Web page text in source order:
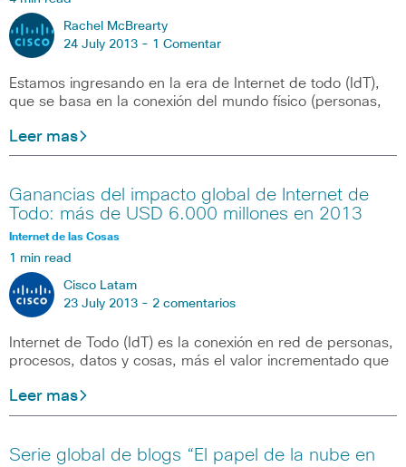
Rachel McBrearty
24 July 2013 - 1 Comentar
Estamos ingresando en la era de Internet de todo (IdT),
que se basa en la conexión del mundo físico (personas,
Leer mas
Ganancias del impacto global de Internet de
Todo: más de USD 6.000 millones en 2013
Internet de las Cosas
1 min read
Cisco Latam
23 July 2013 - 2 comentarios
Internet de Todo (IdT) es la conexión en red de personas,
procesos, datos y cosas, más el valor incrementado que
Leer mas
Serie global de blogs “El papel de la nube en